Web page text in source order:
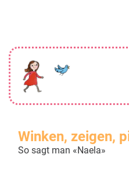
Winken, zeigen,
So sagt man «Naela»